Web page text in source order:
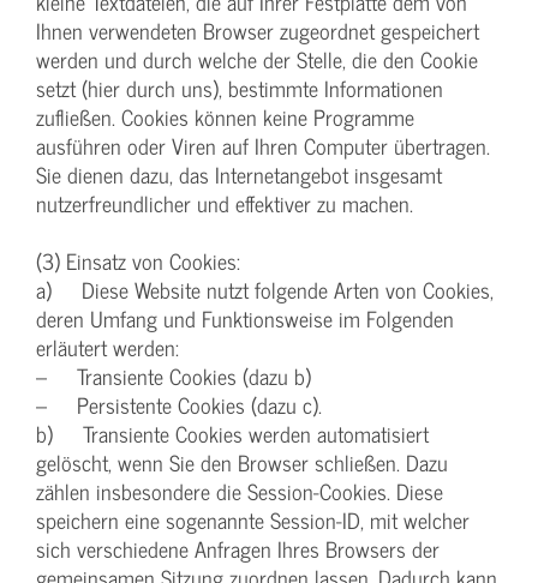
Ihnen verwendeten Browser zugeordnet gespeichert
werden und durch welche der Stelle, die den Cookie
setzt (hier durch uns), bestimmte Informationen
zufließen. Cookies können keine Programme
ausführen oder Viren auf Ihren Computer übertragen.
Sie dienen dazu, das Internetangebot insgesamt
nutzerfreundlicher und effektiver zu machen.
(3) Einsatz von Cookies:
a) Diese Website nutzt folgende Arten von Cookies,
deren Umfang und Funktionsweise im Folgenden
erläutert werden:
– Transiente Cookies (dazu b)
– Persistente Cookies (dazu c).
b) Transiente Cookies werden automatisiert
gelöscht, wenn Sie den Browser schließen. Dazu
zählen insbesondere die Session-Cookies. Diese
speichern eine sogenannte Session-ID, mit welcher
sich verschiedene Anfragen Ihres Browsers der